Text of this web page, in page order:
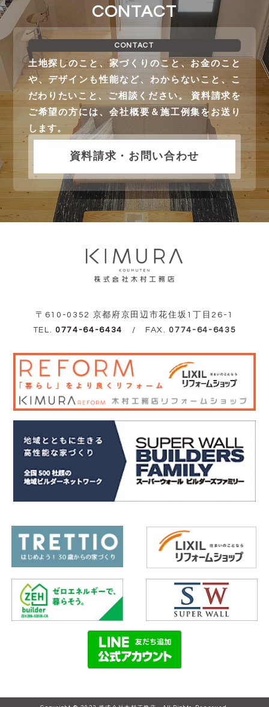
CONTACT
CONTACT
土地探しのこと、家づくりのこと、お金のこと
や、デザインも性能など、わからないこと、こ
だわりたいこと、ご相談ください。 資料請求を
ご希望の方には、会社概要＆施工例集をお送り
します。
資料請求・お問い合わせ
〒610-0352 京都府京田辺市花住坂1丁目26-1
TEL. 0774-64-6434 / FAX. 0774-64-6435